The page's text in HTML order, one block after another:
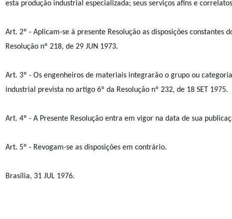
esta produção industrial especializada; seus serviços afins e
Art. 2º - Aplicam-se à presente Resolução as disposições constantes
Resolução nº 218, de 29 JUN 1973.
Art. 3º - Os engenheiros de materiais integrarão o grupo ou
industrial prevista no artigo 6º da Resolução nº 232, de 18 SET 1975.
Art. 4º - A Presente Resolução entra em vigor na data de sua
Art. 5º - Revogam-se as disposições em contrário.
Brasília, 31 JUL 1976.